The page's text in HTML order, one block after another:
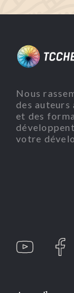
Nous
des auteurs
et des
votre